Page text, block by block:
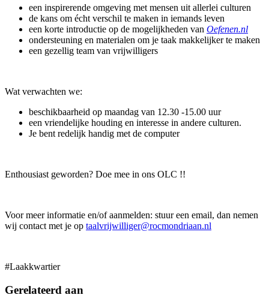
een inspirerende omgeving met mensen uit allerlei culturen
de kans om écht verschil te maken in iemands leven
een korte introductie op de mogelijkheden van Oefenen.nl
ondersteuning en materialen om je taak makkelijker te maken
een gezellig team van vrijwilligers
Wat verwachten we:
beschikbaarheid op maandag van 12.30 -15.00 uur
een vriendelijke houding en interesse in andere culturen.
Je bent redelijk handig met de computer
Enthousiast geworden? Doe mee in ons OLC !!
Voor meer informatie en/of aanmelden: stuur een email, dan nemen
wij contact met je op taalvrijwilliger@rocmondriaan.nl
#Laakkwartier
Gerelateerd aan